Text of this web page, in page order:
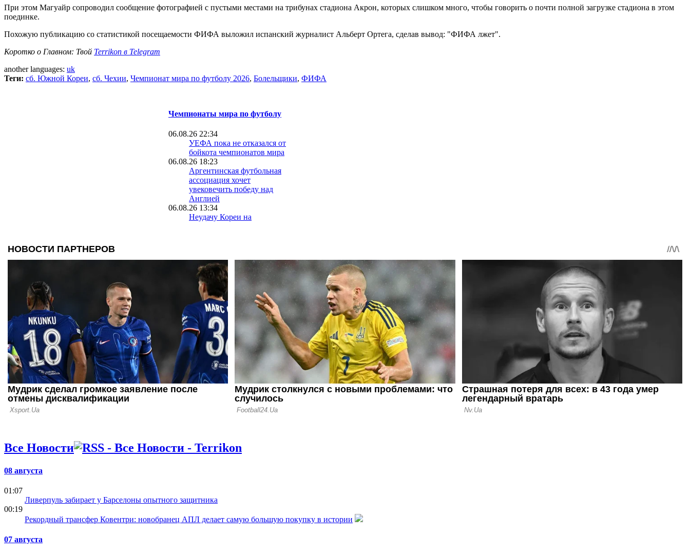
При этом Магуайр сопроводил сообщение фотографией с пустыми местами на трибунах стадиона Акрон, которых слишком много, чтобы говорить о почти полной загрузке стадиона в этом
поединке.
Похожую публикацию со статистикой посещаемости ФИФА выложил испанский журналист Альберт Ортега, сделав вывод: "ФИФА лжет".
Коротко о Главном: Твой Terrikon в Telegram
another languages: uk
Теги: сб. Южной Кореи, сб. Чехии, Чемпионат мира по футболу 2026, Болельщики, ФИФА
Чемпионаты мира по футболу
06.08.26 22:34
УЕФА пока не отказался от
бойкота чемпионатов мира
06.08.26 18:23
Аргентинская футбольная
ассоциация хочет
увековечить победу над
Англией
06.08.26 13:34
Неудачу Кореи на
Испания уже не хочет
проводить чемпионат мира
вместе с Марокко
05.08.26 23:40
ФИФА пошла в отказ: слухи
о финале ЧМ-2030 в
Марокко опровергнуты
Все Новости
08 августа
01:07
Ливерпуль забирает у Барселоны опытного защитника
00:19
Рекордный трансфер Ковентри: новобранец АПЛ делает самую большую покупку в истории
07 августа